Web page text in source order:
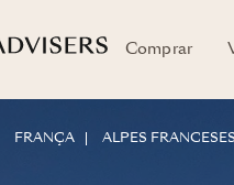
Comprar
FRANÇA ALPES FRANCESES